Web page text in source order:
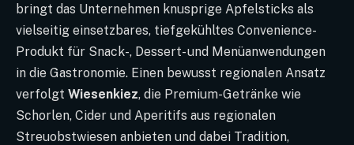
bringt das Unternehmen knusprige Apfelsticks als
vielseitig einsetzbares, tiefgekühltes Convenience-
Produkt für Snack-, Dessert- und Menüanwendungen
in die Gastronomie. Einen bewusst regionalen Ansatz
verfolgt Wiesenkiez, die Premium-Getränke wie
Schorlen, Cider und Aperitifs aus regionalen
Streuobstwiesen anbieten und dabei Tradition,